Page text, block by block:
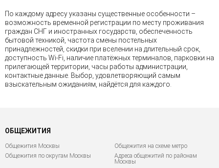
По каждому адресу указаны существенные особенности –
возможность временной регистрации по месту проживания
граждан СНГ и иностранных государств, обеспеченность
бытовой техникой, частота смены постельных
принадлежностей, скидки при вселении на длительный срок,
доступность Wi-Fi, наличие платёжных терминалов, парковки на
прилегающей территории, часы работы администрации,
контактные данные. Выбор, удовлетворяющий самым
взыскательным ожиданиям, найдётся для каждого.
ОБЩЕЖИТИЯ
Общежития Москвы
Общежития на схеме метро
Общежития по округам Москвы
Адреса общежитий по районам
Москвы